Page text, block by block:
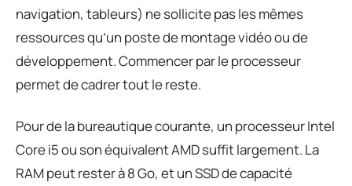
navigation, tableurs) ne sollicite pas les mêmes
ressources qu’un poste de montage vidéo ou de
développement. Commencer par le processeur
permet de cadrer tout le reste.
Pour de la bureautique courante, un processeur Intel
Core i5 ou son équivalent AMD suffit largement. La
RAM peut rester à 8 Go, et un SSD de capacité